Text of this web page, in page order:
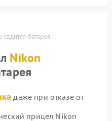
батарея
Nikon
даже при отказе от
прицел Nikon